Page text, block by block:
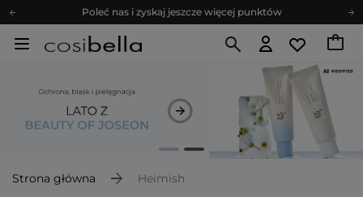
Zapisz się na newsletter pełen porad
Bezpłatne konsultacje kosmetologiczne
Z nami to możliwe! Realizacja zamówienia do 24h.
Poleć nas i zyskaj jeszcze więcej punktów
Zapisz się na newsletter pełen porad
Strona główna Heimish